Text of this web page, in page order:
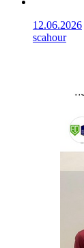
12.06.2026
scahour